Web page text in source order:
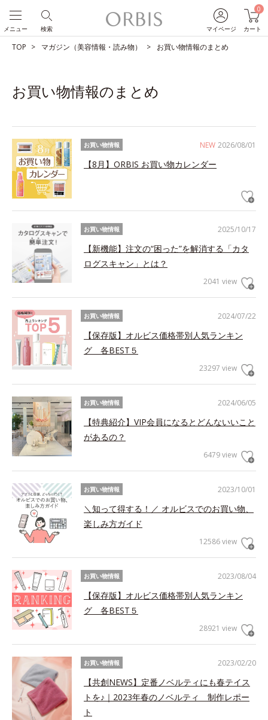
マイページ
0
カート
検索
メニュー
TOP マガジン（美容情報・読み物） お買い物情報のまとめ
お買い物情報のまとめ
NEW 2026/08/01
お買い物情報
【8月】ORBIS お買い物カレンダー
2025/10/17
お買い物情報
【新機能】注文の“困った”を解消する「カタ
ログスキャン」とは？
2041 view
2024/07/22
お買い物情報
【保存版】オルビス価格帯別人気ランキン
グ 各BEST５
23297 view
2024/06/05
お買い物情報
【特典紹介】VIP会員になるとどんないいこと
があるの？
6479 view
2023/10/01
お買い物情報
＼知って得する！／ オルビスでのお買い物、
楽しみ方ガイド
12586 view
2023/08/04
お買い物情報
【保存版】オルビス価格帯別人気ランキン
グ 各BEST５
28921 view
2023/02/20
お買い物情報
【共創NEWS】定番ノベルティにも春テイス
トを♪｜2023年春のノベルティ 制作レポー
ト